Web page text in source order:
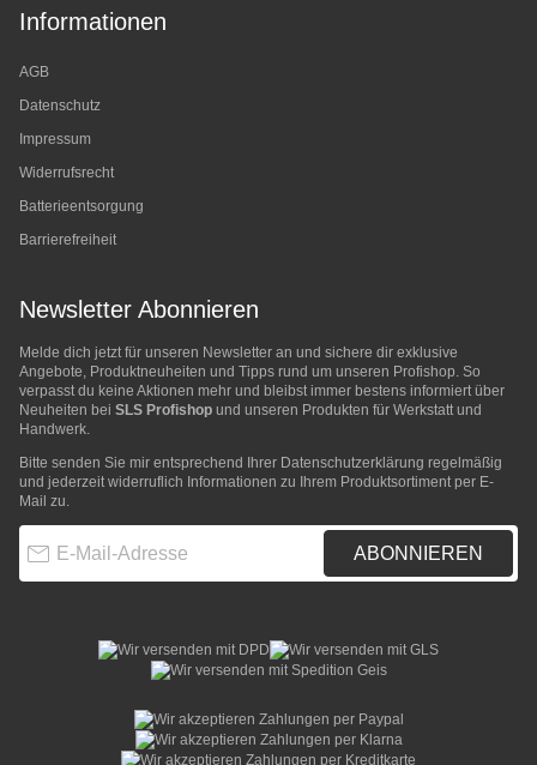
Informationen
AGB
Datenschutz
Impressum
Widerrufsrecht
Batterieentsorgung
Barrierefreiheit
Newsletter Abonnieren
Melde dich jetzt für unseren Newsletter an und sichere dir exklusive
Angebote, Produktneuheiten und Tipps rund um unseren Profishop. So
verpasst du keine Aktionen mehr und bleibst immer bestens informiert über
Neuheiten bei SLS Profishop und unseren Produkten für Werkstatt und
Handwerk.
Bitte senden Sie mir entsprechend Ihrer Datenschutzerklärung regelmäßig
und jederzeit widerruflich Informationen zu Ihrem Produktsortiment per E-
Mail zu.
ABONNIEREN